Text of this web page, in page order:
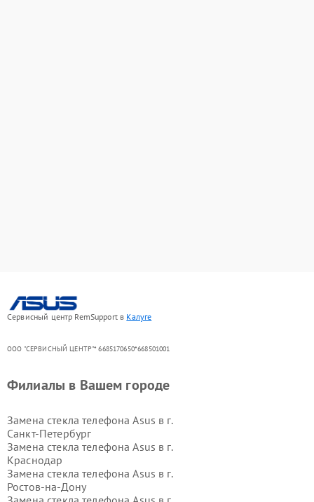
Сервисный центр RemSupport в Калуге
ООО "СЕРВИСНЫЙ ЦЕНТР"* 6685170650*668501001
Филиалы в Вашем городе
Замена стекла телефона Asus в г.
Санкт-Петербург
Замена стекла телефона Asus в г.
Краснодар
Замена стекла телефона Asus в г.
Ростов-на-Дону